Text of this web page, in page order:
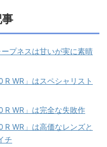
事
ープネスは甘いが実に素晴
R WR」はスペシャリスト
R WR」は完全な失敗作
R WR」は高価なレンズと
チ